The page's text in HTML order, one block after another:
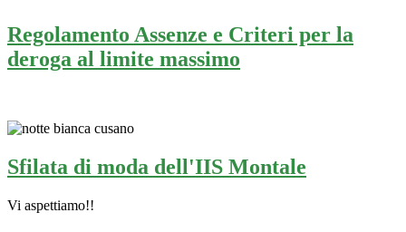
Regolamento Assenze e Criteri per la
deroga al limite massimo
Sfilata di moda dell'IIS Montale
Vi aspettiamo!!